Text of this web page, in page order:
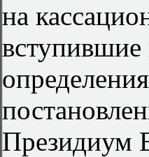
на
Президиум